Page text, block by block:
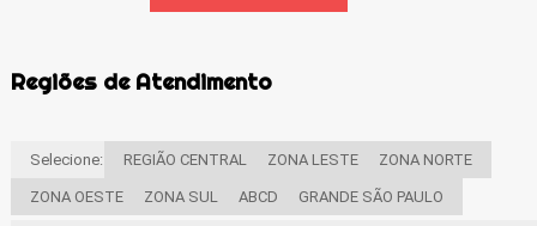
Regiões de Atendimento
Selecione: REGIÃO CENTRAL ZONA LESTE ZONA NORTE
ZONA OESTE ZONA SUL ABCD GRANDE SÃO PAULO